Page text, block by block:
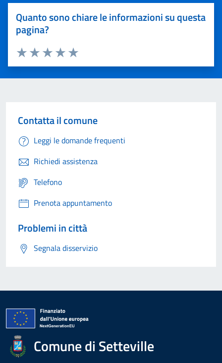
Quanto sono chiare le informazioni su questa
pagina?
Valuta 5 stelle su 5
Valuta 4 stelle su 5
Valuta 3 stelle su 5
Valuta 2 stelle su 5
Valuta 1 stelle su 5
Contatta il comune
Leggi le domande frequenti
Richiedi assistenza
Telefono
Prenota appuntamento
Problemi in città
Segnala disservizio
Comune di Setteville